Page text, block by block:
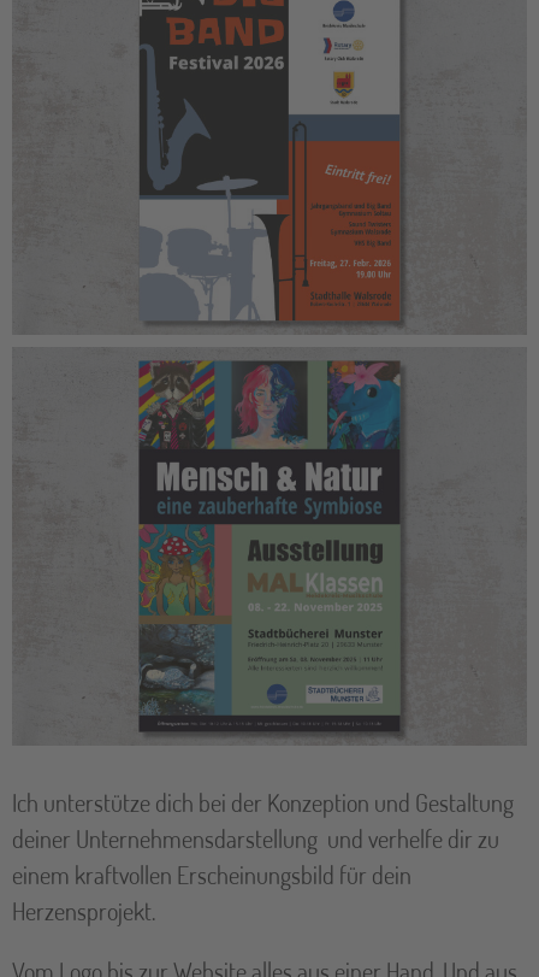
Ich unterstütze dich bei der Konzeption und Gestaltung
deiner Unternehmensdarstellung und verhelfe dir zu
einem kraftvollen Erscheinungsbild für dein
Herzensprojekt.